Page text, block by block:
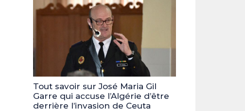
Tout savoir sur José Maria Gil
Garre qui accuse l’Algérie d’être
derrière l’invasion de Ceuta